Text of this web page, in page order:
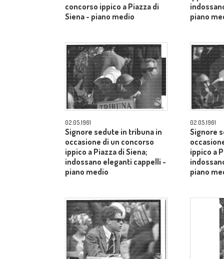
concorso ippico a Piazza di
Siena - piano medio
piano
02.05.1961
Signore sedute in tribuna in
occasione di un concorso
ippico a Piazza di Siena;
indossano eleganti cappelli -
piano medio
02.05.1961
Signore
ippico a
piano